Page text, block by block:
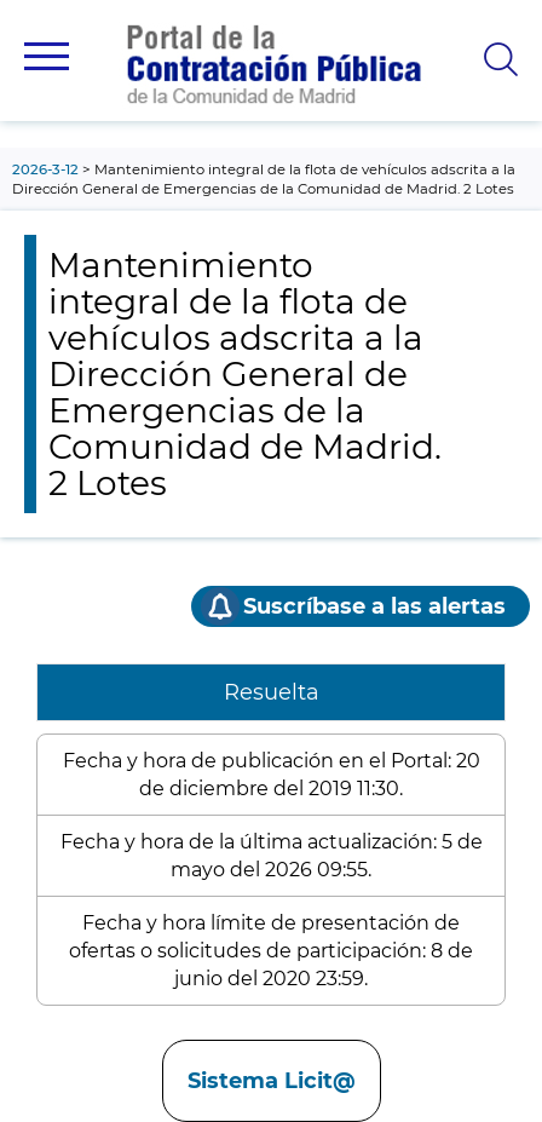
principal
2026-3-12
Mantenimiento integral de la flota de vehículos adscrita a la
Dirección General de Emergencias de la Comunidad de Madrid. 2 Lotes
Mantenimiento
integral de la flota de
vehículos adscrita a la
Dirección General de
Emergencias de la
Comunidad de Madrid.
2 Lotes
Suscríbase a las alertas
Resuelta
Fecha y hora de publicación en el Portal: 20
de diciembre del 2019 11:30.
Fecha y hora de la última actualización: 5 de
mayo del 2026 09:55.
Fecha y hora límite de presentación de
ofertas o solicitudes de participación: 8 de
junio del 2020 23:59.
Sistema Licit@